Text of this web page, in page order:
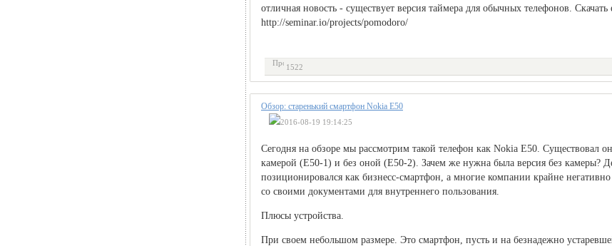
отличная новость - существует версия таймера для обычных телефонов.
http://seminar.io/projects/pomodoro/
1522
Обзор: старенький смартфон Nokia E50
2016-08-19 19:14:25
Сегодня на обзоре мы рассмотрим такой телефон как Nokia E50. Существовал
камерой (E50-1) и без оной (E50-2). Зачем же нужна была версия без камеры?
позиционировался как бизнесс-смартфон, а многие компании крайне
со своими документами для внутреннего пользования.
Плюсы устройства.
При своем небольшом размере. Это смартфон, пусть и на безнадежно